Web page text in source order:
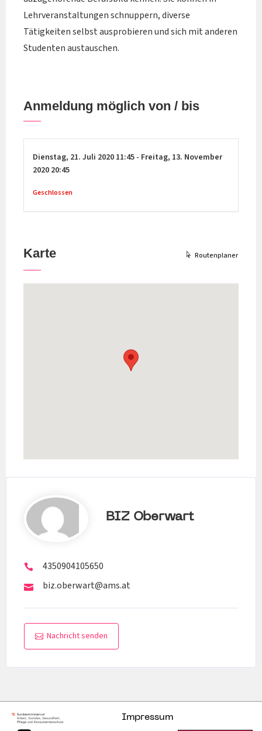
Lehrveranstaltungen schnuppern, diverse
Tätigkeiten selbst ausprobieren und sich mit anderen
Studenten austauschen.
Anmeldung möglich von / bis
Dienstag, 21. Juli 2020 11:45 - Freitag, 13. November
2020 20:45
Geschlossen
Karte Routenplaner
BIZ Oberwart
4350904105650
biz.oberwart@ams.at
Nachricht senden
Impressum